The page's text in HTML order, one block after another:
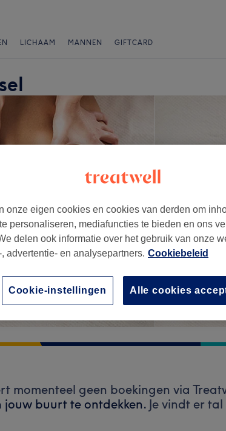
LICHAAM MANNEN GIFTCARD
momenteel geen boekingen via
jouw buurt te ontdekken. Je vindt er
onze eigen cookies en cookies van derden om
personaliseren, mediafuncties te bieden en ons
delen ook informatie over het gebruik van onze
advertentie- en analysepartners. Cookiebeleid
Alle cookies
Cookie-instellingen